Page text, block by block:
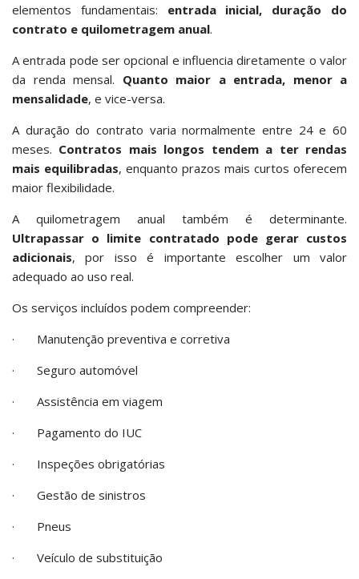
elementos fundamentais: entrada inicial, duração do
contrato e quilometragem anual.
A entrada pode ser opcional e influencia diretamente o valor
da renda mensal. Quanto maior a entrada, menor a
mensalidade, e vice-versa.
A duração do contrato varia normalmente entre 24 e 60
meses. Contratos mais longos tendem a ter rendas
mais equilibradas, enquanto prazos mais curtos oferecem
maior flexibilidade.
A quilometragem anual também é determinante.
Ultrapassar o limite contratado pode gerar custos
adicionais, por isso é importante escolher um valor
adequado ao uso real.
Os serviços incluídos podem compreender:
· Manutenção preventiva e corretiva
· Seguro automóvel
· Assistência em viagem
· Pagamento do IUC
· Inspeções obrigatórias
· Gestão de sinistros
· Pneus
· Veículo de substituição